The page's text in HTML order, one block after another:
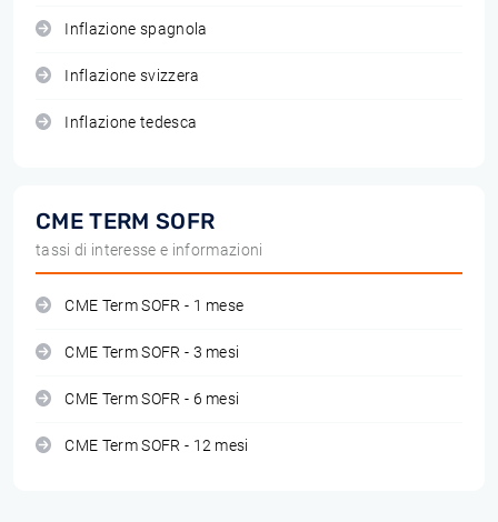
Inflazione spagnola
Inflazione svizzera
Inflazione tedesca
CME TERM SOFR
tassi di interesse e informazioni
CME Term SOFR - 1 mese
CME Term SOFR - 3 mesi
CME Term SOFR - 6 mesi
CME Term SOFR - 12 mesi